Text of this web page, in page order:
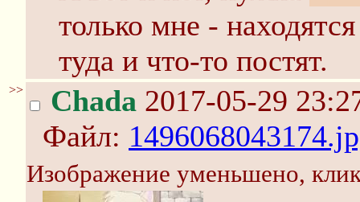
только мне -
туда и что-то постят.
>> Chada 2017-05-29
Файл:
Изображение уменьшено,